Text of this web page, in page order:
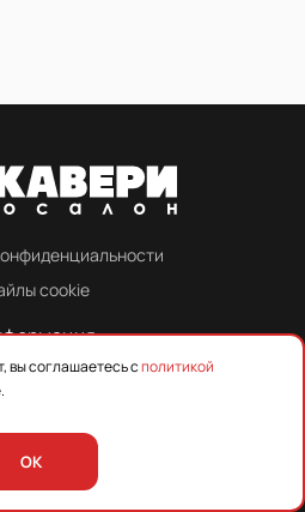
cookie
покупателю
вы соглашаетесь сполитикой
OK